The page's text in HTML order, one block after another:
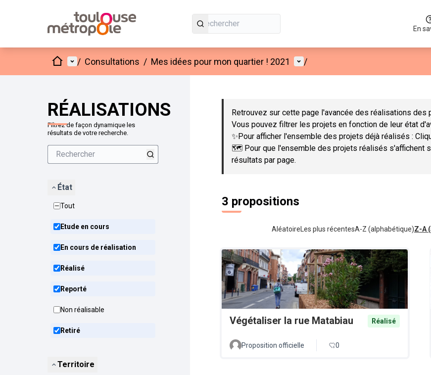
En
AccueilMenu principal
/ Consultations / Mes idées pour mon quartier ! 2021 Menu utilisateur
/
RÉALISATIONS
Filtrez de façon dynamique les
résultats de votre recherche.
État
Tout
Etude en cours
En cours de réalisation
Réalisé
Reporté
Non réalisable
Retiré
Territoire
Passer la carte
Retrouvez sur cette page l'avancée des réalisations des
Vous pouvez filtrer les projets en fonction de leur état
✨Pour afficher l'ensemble des projets déjà réalisés :
🗺️ Pour que l'ensemble des projets réalisés s'affichent
résultats par page.
3 propositions
Aléatoire Les plus récentesA-Z (alphabétique)Z-A
Végétaliser la rue Matabiau Réalisé
Proposition officielle 0